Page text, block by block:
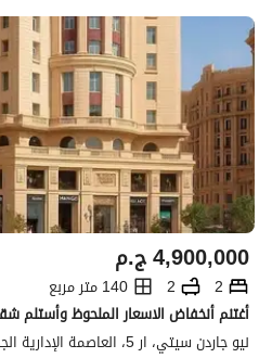
ج.م4,900,000
2
2
140 متر مربع
نيو جاردن سيتي، ار 5، العاصمة الإدارية الجديدة، القاهرة